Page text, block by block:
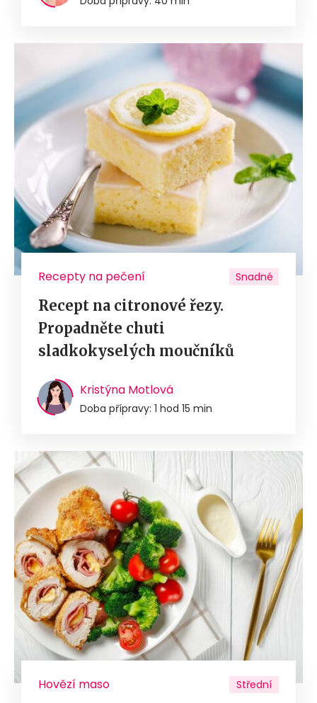
Recepty na pečení Snadné
Recept na citronové řezy.
Propadněte chuti
sladkokyselých moučníků
Kristýna Motlová
Doba přípravy: 1 hod 15 min
Hovězí maso Střední